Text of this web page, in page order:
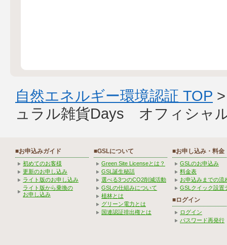
自然エネルギー環境認証 TOP
ュラル雑貨Days オフィシャ
■お申込みガイド
初めてのお客様
更新のお申し込み
ライト版のお申し込み
ライト版から乗換の
お申し込み
■GSLについて
Green Site Licenseとは？
GSL誕生秘話
選べる3つのCO2削減活動
GSLの仕組みについて
植林とは
グリーン電力とは
国連認証排出権とは
■お申し込み・料金
GSLのお申込み
料金表
お申込みまでの流
GSLクイック設置
■ログイン
ログイン
パスワード再発行